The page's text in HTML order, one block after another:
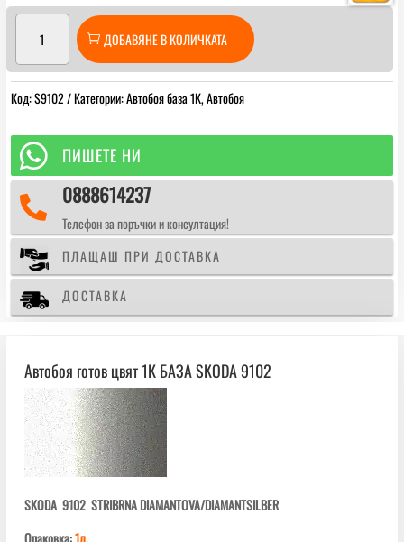
Автобоя
готов
цвят
БАЗА
SKODA
ДОБАВЯНЕ В КОЛИЧКАТА
Код:S9102 Категории:Автобоя база 1К,Автобоя
 ПИШЕТЕ НИ
 0888614237
Телефон за поръчки и консултация!
ПЛАЩАШ ПРИ ДОСТАВКА
ДОСТАВКА
Автобоя готов цвят 1К БАЗА SKODA 9102
SKODA 9102 STRIBRNA DIAMANTOVA/DIAMANTSILBER
Опаковка:1л.